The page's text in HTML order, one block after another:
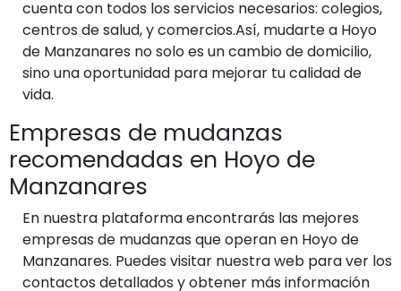
cuenta con todos los servicios necesarios: colegios,
centros de salud, y comercios.Así, mudarte a Hoyo
de Manzanares no solo es un cambio de domicilio,
sino una oportunidad para mejorar tu calidad de
vida.
Empresas de mudanzas
recomendadas en Hoyo de
Manzanares
En nuestra plataforma encontrarás las mejores
empresas de mudanzas que operan en Hoyo de
Manzanares. Puedes visitar nuestra web para ver los
contactos detallados y obtener más información